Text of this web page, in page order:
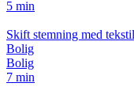
5 min
Skift stemning med
Bolig
Bolig
7 min